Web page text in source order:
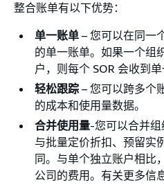
整合账单有以下优势：
单一账单 – 您可以在同一
的单一账单。如果一个组
户，则每个 SOR 会收到单
轻松跟踪 – 您可以跨多个
的成本和使用量数据。
合并使用量-您可以合并
与批量定价折扣、预留实
同。与单个独立账户相比
公司的费用。有关更多信